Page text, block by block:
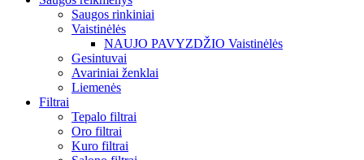
Saugos rinkiniai
Vaistinėlės
NAUJO PAVYZDŽIO Vaistinėlės
Gesintuvai
Avariniai ženklai
Liemenės
Filtrai
Tepalo filtrai
Oro filtrai
Kuro filtrai